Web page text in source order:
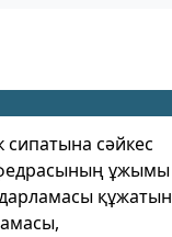
сипатына сәйкес
ұжымы
құжатын